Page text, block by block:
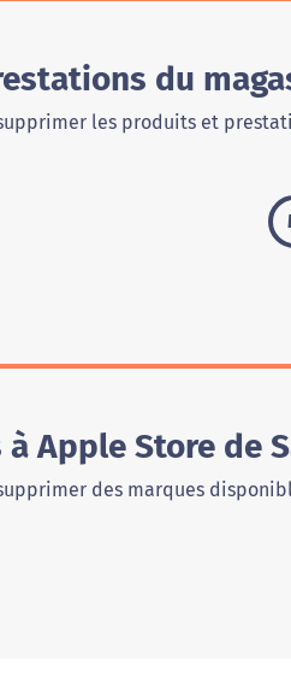
du
les produits et
à Apple Store de
des marques